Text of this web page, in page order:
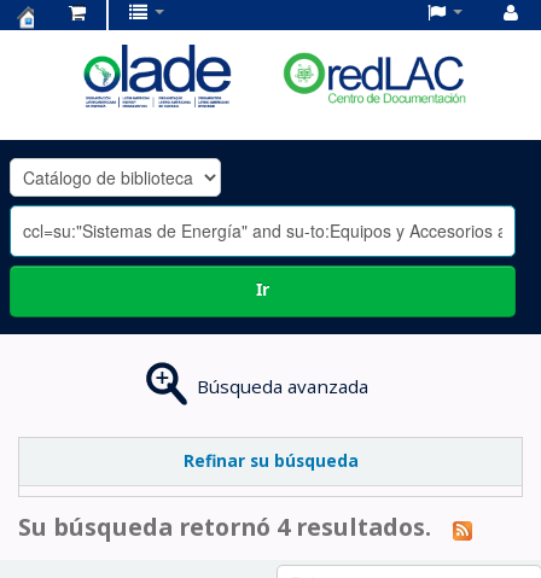
OLADE
-
Ir
Búsqueda avanzada
Refinar su búsqueda
Su búsqueda retornó 4 resultados.